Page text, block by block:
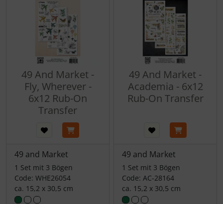
49 And Market -
Fly, Wherever -
6x12 Rub-On
Transfer
49 and Market
1 Set mit 3 Bögen
Code: WHE26054
ca. 15,2 x 30,5 cm
49 And Market -
Academia - 6x12
Rub-On Transfer
49 and Market
1 Set mit 3 Bögen
Code: AC-28164
ca. 15,2 x 30,5 cm